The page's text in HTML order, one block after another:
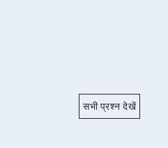
सभी प्रश्न देखें